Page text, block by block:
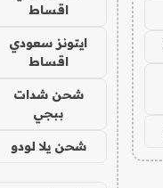
اقساط
ايتونز سعودي
اقساط
شحن شدات
ببجي
شحن يلا لودو